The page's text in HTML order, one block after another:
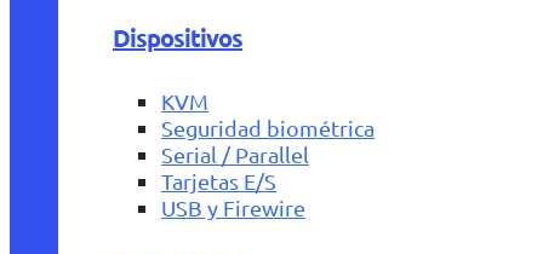
Dispositivos
KVM
Seguridad biométrica
Serial / Parallel
Tarjetas E/S
USB y Firewire